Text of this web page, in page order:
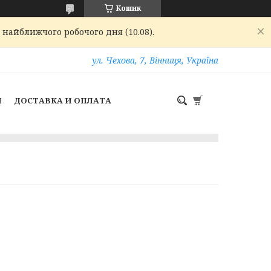
Кошик
робочого дня (10.08).
ул. Чехова, 7, Вінниця, Україна
ДОСТАВКА И ОПЛАТА